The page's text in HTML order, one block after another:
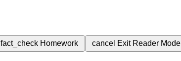
fact_check Homework cancel Exit Reader Mode